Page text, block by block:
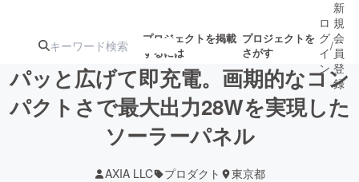
プロジェクトを掲載
するには
プロジェクトを
さがす
注目のリ 注目の新着プロ募集終了が近いプ
ロ
グ
イ
ン
/
新
規
会
員
登
録
パッと広げて即充電。画期的なコン
パクトさで最大出力28Wを実現した
ソーラーパネル
AXIA LLC プロダクト 東京都